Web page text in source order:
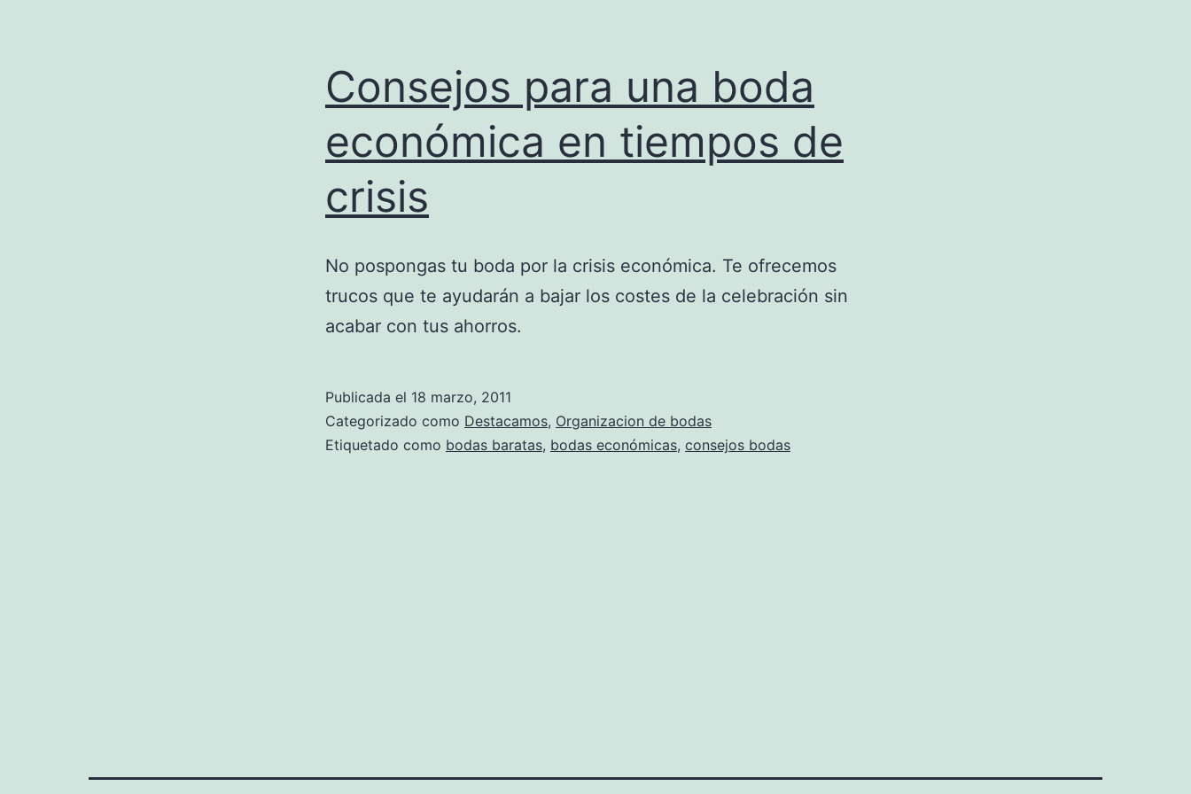
Consejos para una boda
económica en tiempos de
crisis
No pospongas tu boda por la crisis económica. Te ofrecemos
trucos que te ayudarán a bajar los costes de la celebración sin
acabar con tus ahorros.
Publicada el 18 marzo, 2011
Categorizado como Destacamos, Organizacion de bodas
Etiquetado como bodas baratas, bodas económicas, consejos bodas